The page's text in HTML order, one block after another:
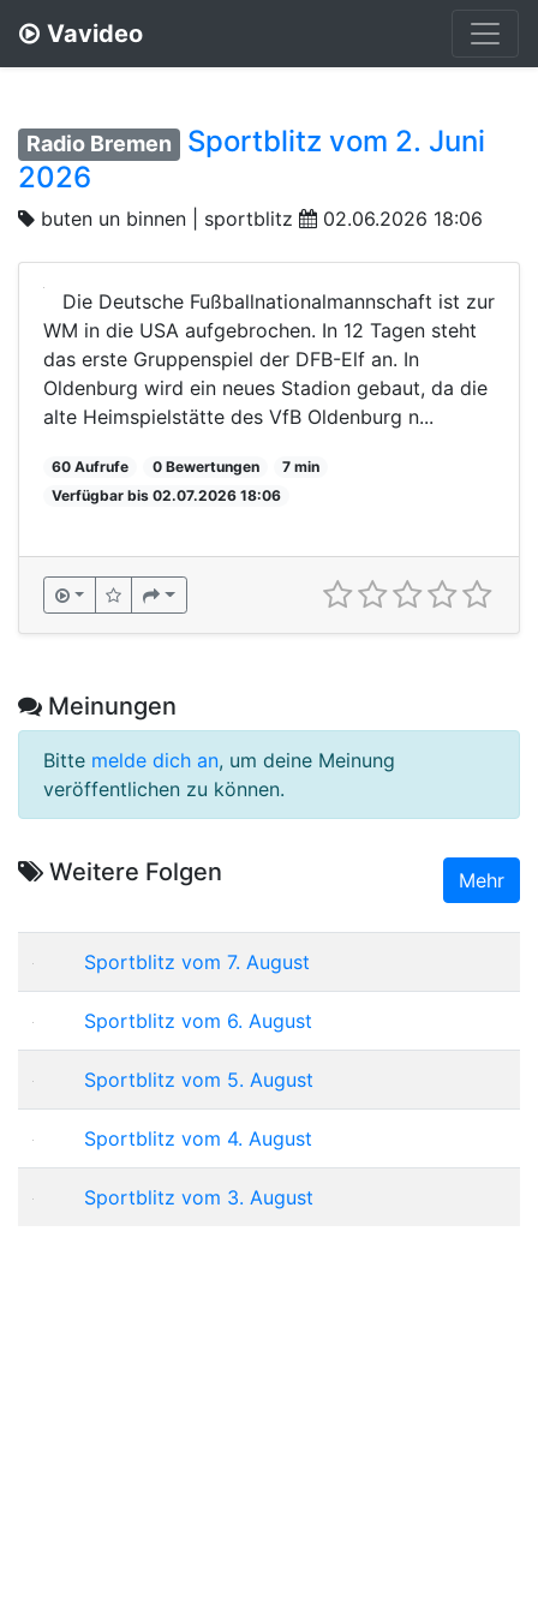
Vavideo
Radio Bremen
Sportblitz vom 2. Juni
2026
buten un binnen | sportblitz 02.06.2026 18:06
Die Deutsche Fußballnationalmannschaft ist zur
WM in die USA aufgebrochen. In 12 Tagen steht
das erste Gruppenspiel der DFB-Elf an. In
Oldenburg wird ein neues Stadion gebaut, da die
alte Heimspielstätte des VfB Oldenburg n...
60 Aufrufe 0 Bewertungen
7 min
Verfügbar bis 02.07.2026 18:06
Meinungen
Bitte melde dich an, um deine Meinung
veröffentlichen zu können.
Weitere Folgen Mehr
Sportblitz vom 7. August
Sportblitz vom 6. August
Sportblitz vom 5. August
Sportblitz vom 4. August
Sportblitz vom 3. August